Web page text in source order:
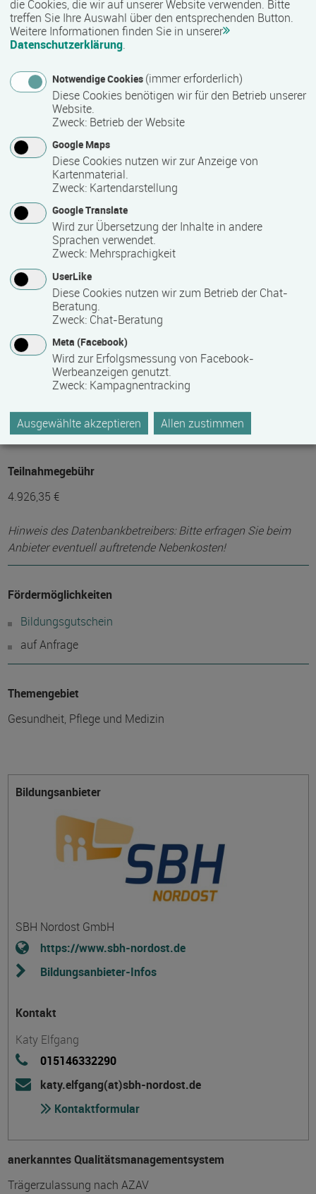
Nähere Bezeichnung des Abschlusses
Voraussichtliche Dauer
6 Monat(e)
Termine auf Anfrage
Bemerkungen zum Termin
monatliche Starttermine
Mindest­teilnehmer­anzahl
12
20
Teilnahmegebühr
4.926,35 €
Hinweis des Datenbankbetreibers: Bitte erfragen Sie beim
Anbieter eventuell auftretende Nebenkosten!
Fördermöglichkeiten
Bildungsgutschein
auf Anfrage
Themengebiet
Gesundheit, Pflege und Medizin
Bildungsanbieter
SBH Nordost GmbH
https://www.sbh-nordost.de
Bildungsanbieter-Infos
Kontakt
Katy Elfgang
015146332290
katy.elfgang(at)sbh-nordost.de
Kontaktformular
anerkanntes Qualitätsmanagementsystem
Trägerzulassung nach AZAV
die Cookies, die wir auf unserer Website verwenden. Bitte
treffen Sie Ihre Auswahl über den entsprechenden Button.
Weitere Informationen finden Sie in unserer
Datenschutzerklärung.
Notwendige Cookies (immer erforderlich)
Diese Cookies benötigen wir für den Betrieb unserer
Website.
Zweck: Betrieb der Website
Google Maps
Diese Cookies nutzen wir zur Anzeige von
Kartenmaterial.
Zweck: Kartendarstellung
Google Translate
Wird zur Übersetzung der Inhalte in andere
Sprachen verwendet.
Zweck: Mehrsprachigkeit
UserLike
Diese Cookies nutzen wir zum Betrieb der Chat-
Beratung.
Zweck: Chat-Beratung
Meta (Facebook)
Wird zur Erfolgsmessung von Facebook-
Werbeanzeigen genutzt.
Zweck: Kampagnentracking
Ausgewählte akzeptieren Allen zustimmen